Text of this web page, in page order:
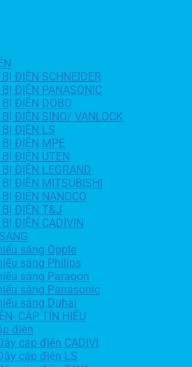
ĐIỆN SCHNEIDER
ĐIỆN PANASONIC
ĐIỆN DOBO
ĐIỆN SINO/ VANLOCK
ĐIỆN LS
ĐIỆN MPE
ĐIỆN UTEN
ĐIỆN LEGRAND
ĐIỆN MITSUBISHI
ĐIỆN NANOCO
ĐIỆN T&J
ĐIỆN CADIVIN
sáng Opple
sáng Philips
sáng Paragon
sáng Panasonic
sáng Duhal
CÁP TÍN HIỆU
điện
cáp điện CADIVI
cáp điện LS